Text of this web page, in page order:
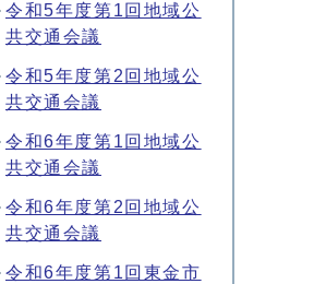
令和5年度第1回地域公
共交通会議
令和5年度第2回地域公
共交通会議
令和6年度第1回地域公
共交通会議
令和6年度第2回地域公
共交通会議
令和6年度第1回東金市